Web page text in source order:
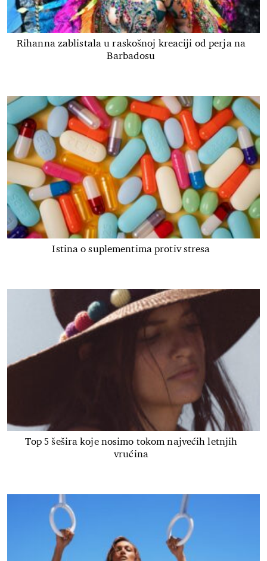
Rihanna zablistala u raskošnoj kreaciji od perja na
Barbadosu
Istina o suplementima protiv stresa
Top 5 šešira koje nosimo tokom najvećih letnjih
vrućina